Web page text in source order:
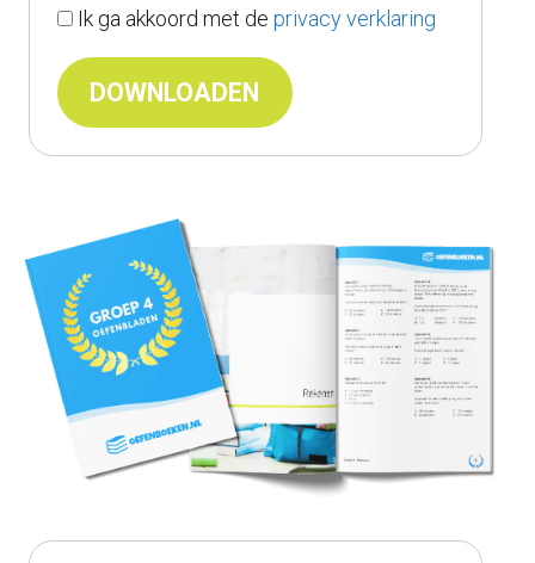
Ik ga akkoord met de privacy verklaring